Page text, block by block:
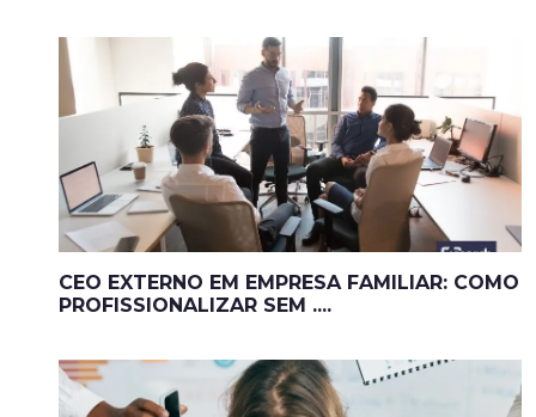
CEO EXTERNO EM EMPRESA FAMILIAR: COMO
PROFISSIONALIZAR SEM ....